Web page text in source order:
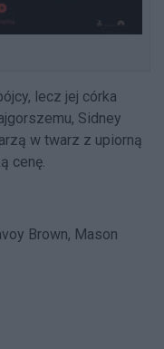
lecz jej córka
Sidney
w twarz z upiorną
cenę.
Brown, Mason